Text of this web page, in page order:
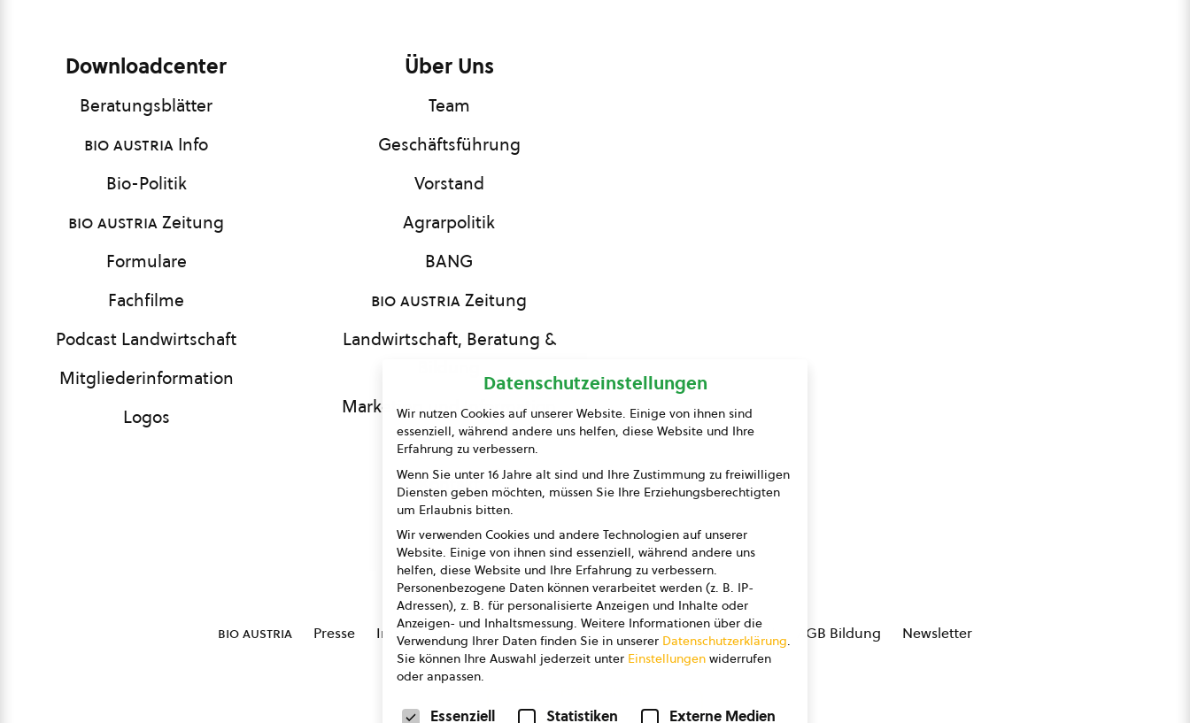
Downloadcenter
Beratungsblätter
bio austria Info
Bio-Politik
bio austriaZeitung
Formulare
Fachfilme
Podcast Landwirtschaft
Mitgliederinformation
Logos
Über Uns
Team
Geschäftsführung
Vorstand
Agrarpolitik
BANG
bio austriaZeitung
Landwirtschaft, Beratung &
Marketing und Information
Presse
Kontakt
bio austria Presse Impressum Datenschutz AGB AGB Marketing GmbH AGB Bildung Newsletter
Datenschutzeinstellungen
Wir nutzen Cookies auf unserer Website. Einige von ihnen sind
essenziell, während andere uns helfen, diese Website und Ihre
Erfahrung zu verbessern.
Wenn Sie unter 16 Jahre alt sind und Ihre Zustimmung zu freiwilligen
Diensten geben möchten, müssen Sie Ihre Erziehungsberechtigten
um Erlaubnis bitten.
Wir verwenden Cookies und andere Technologien auf unserer
Website. Einige von ihnen sind essenziell, während andere uns
helfen, diese Website und Ihre Erfahrung zu verbessern.
Personenbezogene Daten können verarbeitet werden (z. B. IP-
Adressen), z. B. für personalisierte Anzeigen und Inhalte oder
Anzeigen- und Inhaltsmessung. Weitere Informationen über die
Verwendung Ihrer Daten finden Sie in unserer Datenschutzerklärung.
Sie können Ihre Auswahl jederzeit unter Einstellungen widerrufen
oder anpassen.
Datenschutzeinstellungen
Essenziell Statistiken Externe Medien